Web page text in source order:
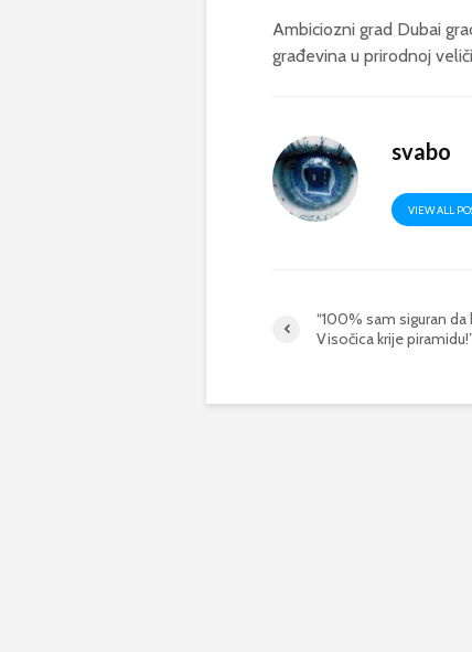
Ambiciozni grad Dubai
građevina u prirodnoj
svabo
VIEW ALL
“100% sam siguran da
Visočica krije piramidu!”